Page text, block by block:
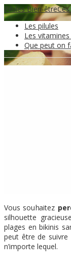
Pilules Bien-être
Les pilules
Les
Que peut on
16 Fév
Zotrim
Vous souhaitez
silhouette
plages en bikinis
peut être de suivre
n’importe lequel.